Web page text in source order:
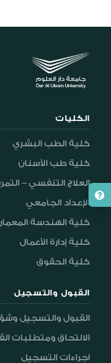
الكليات
كلية الطب البشري
كلية طب الأسنان
العلاج التنفسي –
الإعداد الجامعي
كلية الهندسة
كلية إدارة الأعمال
كلية الحقوق
القبول والتسجيل
القبول والتسجيل
الالتحاق ومتطلبات
اجراءات التسجيل